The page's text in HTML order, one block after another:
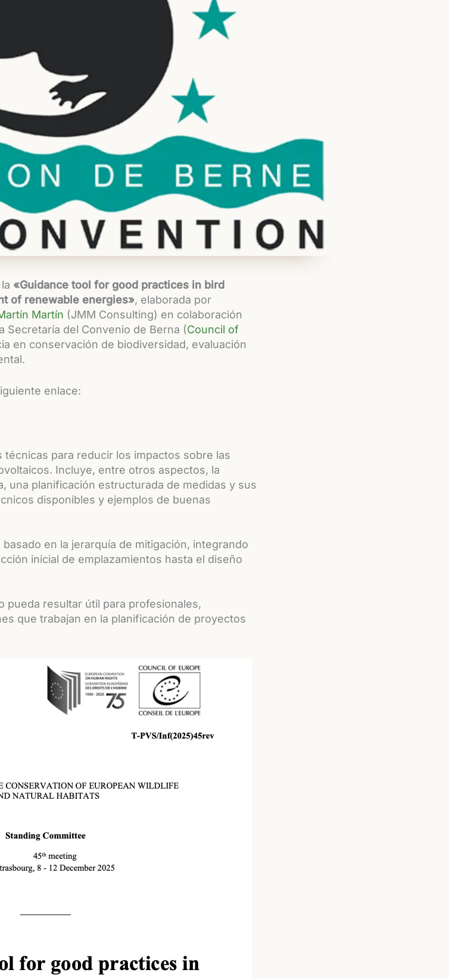
«Guidance tool for good practices in bird
of renewable energies», elaborada por
Martín (JMM Consulting) en colaboración
Secretaría del Convenio de Berna (Council of
en conservación de biodiversidad, evaluación
enlace:
para reducir los impactos sobre las
Incluye, entre otros aspectos, la
una planificación estructurada de medidas y sus
disponibles y ejemplos de buenas
en la jerarquía de mitigación, integrando
inicial de emplazamientos hasta el diseño
pueda resultar útil para profesionales,
que trabajan en la planificación de proyectos